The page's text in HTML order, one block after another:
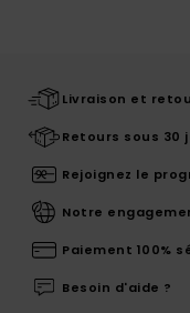
Livraison et
Retours sous 30
Rejoignez le
Notre
Paiement 100%
Besoin d'aide ?